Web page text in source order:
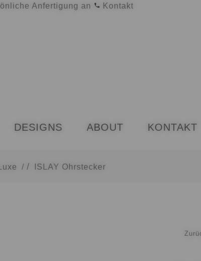
Anfertigung an Kontakt
DESIGNS ABOUT KONTAKT
/ ISLAY Ohrstecker